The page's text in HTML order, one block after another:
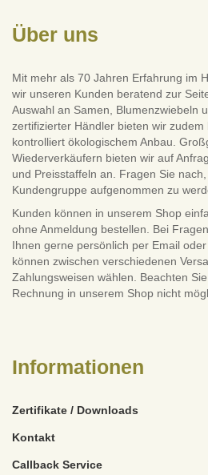
Über uns
Mit mehr als 70 Jahren Erfahrung im
wir unseren Kunden beratend zur
Auswahl an Samen, Blumenzwiebeln
zertifizierter Händler bieten wir
kontrolliert ökologischem Anbau.
Wiederverkäufern bieten wir auf
und Preisstaffeln an. Fragen Sie
Kundengruppe aufgenommen zu
Kunden können in unserem Shop
ohne Anmeldung bestellen. Bei
Ihnen gerne persönlich per Email
können zwischen verschiedenen
Zahlungsweisen wählen. Beachten
Rechnung in unserem Shop nicht
Informationen
Zertifikate / Downloads
Kontakt
Callback Service